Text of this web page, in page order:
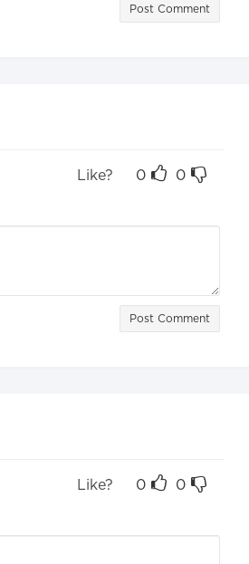
Post Comment
Like? 0 0
Post Comment
Like? 0 0